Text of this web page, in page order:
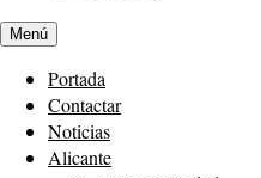
Menú
Portada
Contactar
Noticias
Alicante